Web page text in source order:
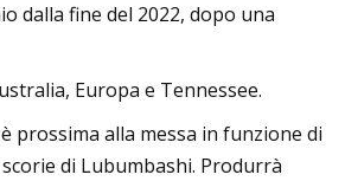
dalla fine del 2022, dopo una
Europa e Tennessee.
prossima alla messa in funzione di
di Lubumbashi. Produrrà